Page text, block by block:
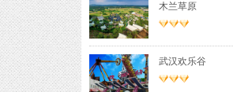
木兰草原
武汉欢乐谷